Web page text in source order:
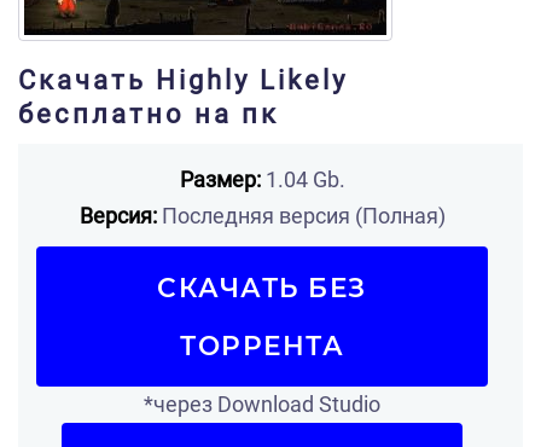
Скачать Highly Likely
бесплатно на пк
Размер:1.04 Gb.
Версия:Последняя версия (Полная)
СКАЧАТЬ БЕЗ
ТОРРЕНТА
*через Download Studio